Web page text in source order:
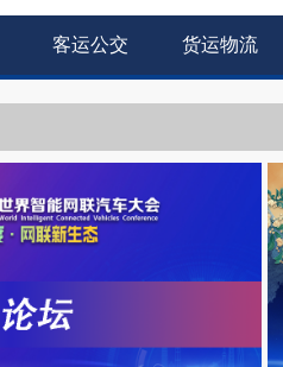
客运公交 货运物流